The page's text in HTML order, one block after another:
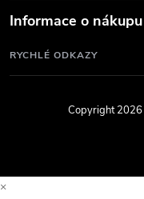
Informace o nákupu
RYCHLÉ ODKAZY
Copyright 2026
×